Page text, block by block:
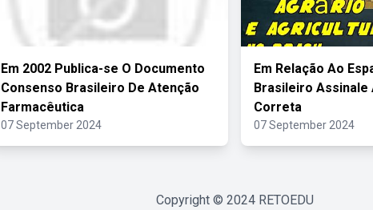
Em 2002 Publica-se O Documento
Consenso Brasileiro De Atenção
Farmacêutica
07 September 2024
Em Relação Ao
Brasileiro Assinale
Correta
07 September 2024
Copyright © 2024 RETOEDU